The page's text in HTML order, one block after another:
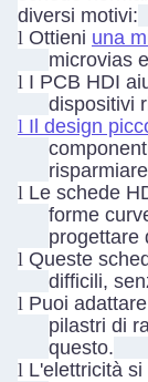
diversi motivi:
l Ottieni una
microvias
l I PCB HDI
dispositivi
l Il design
l Le schede
forme
progettare
l Queste
difficili,
l Puoi
pilastri di
questo.
l L'elettricità